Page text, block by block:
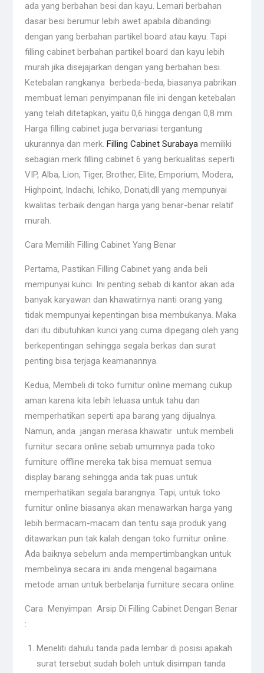
ada yang berbahan besi dan kayu. Lemari berbahan
dasar besi berumur lebih awet apabila dibandingi
dengan yang berbahan partikel board atau kayu. Tapi
filling cabinet berbahan partikel board dan kayu lebih
murah jika disejajarkan dengan yang berbahan besi.
Ketebalan rangkanya berbeda-beda, biasanya pabrikan
membuat lemari penyimpanan file ini dengan ketebalan
yang telah ditetapkan, yaitu 0,6 hingga dengan 0,8 mm.
Harga filling cabinet juga bervariasi tergantung
ukurannya dan merk. Filling Cabinet Surabayamemiliki
sebagian merk filling cabinet 6 yang berkualitas seperti
VIP, Alba, Lion, Tiger, Brother, Elite, Emporium, Modera,
Highpoint, Indachi, Ichiko, Donati,dll yang mempunyai
kwalitas terbaik dengan harga yang benar-benar relatif
murah.
Cara Memilih Filling Cabinet Yang Benar
Pertama, Pastikan Filling Cabinet yang anda beli
mempunyai kunci. Ini penting sebab di kantor akan ada
banyak karyawan dan khawatirnya nanti orang yang
tidak mempunyai kepentingan bisa membukanya. Maka
dari itu dibutuhkan kunci yang cuma dipegang oleh yang
berkepentingan sehingga segala berkas dan surat
penting bisa terjaga keamanannya.
Kedua, Membeli di toko furnitur online memang cukup
aman karena kita lebih leluasa untuk tahu dan
memperhatikan seperti apa barang yang dijualnya.
Namun, anda jangan merasa khawatir untuk membeli
furnitur secara online sebab umumnya pada toko
furniture offline mereka tak bisa memuat semua
display barang sehingga anda tak puas untuk
memperhatikan segala barangnya. Tapi, untuk toko
furnitur online biasanya akan menawarkan harga yang
lebih bermacam-macam dan tentu saja produk yang
ditawarkan pun tak kalah dengan toko furnitur online.
Ada baiknya sebelum anda mempertimbangkan untuk
membelinya secara ini anda mengenal bagaimana
metode aman untuk berbelanja furniture secara online.
Cara Menyimpan Arsip Di Filling Cabinet Dengan Benar
:
Meneliti dahulu tanda pada lembar di posisi apakah
surat tersebut sudah boleh untuk disimpan tanda